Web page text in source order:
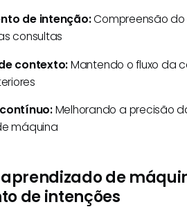
de intenção:Compreensão do
consultas
contexto:Mantendo o fluxo da
Melhorando a precisão
máquina
de
de intenções